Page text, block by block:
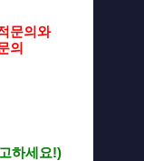
문의와
의
하세요!)